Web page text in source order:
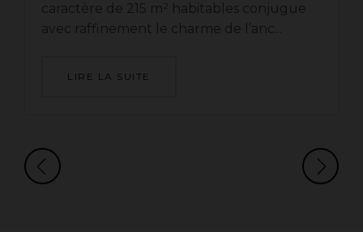
caractère de 215 m² habitables conjugue
avec raffinement le charme de l’anc...
LIRE LA SUITE